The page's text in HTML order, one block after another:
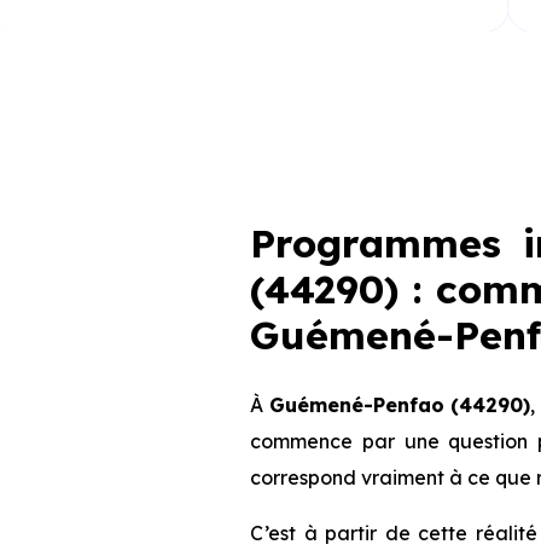
Programmes
(44290) :
Guémené-
À Guémené-Penfao (44290),
commence par une
correspond vraiment à ce que
C’est à partir de cette